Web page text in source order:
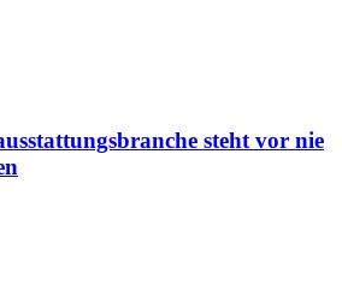
steht vor nie